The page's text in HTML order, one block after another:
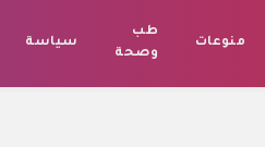
منوعات
طب
وصحة
سياسة